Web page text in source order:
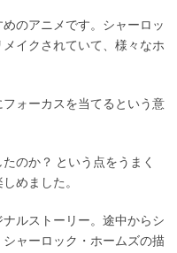
のアニメです。シャーロッ
イクされていて、様々なホ
ォーカスを当てるという意
のか？ という点をうまく
めました。
ルストーリー。途中からシ
ャーロック・ホームズの描